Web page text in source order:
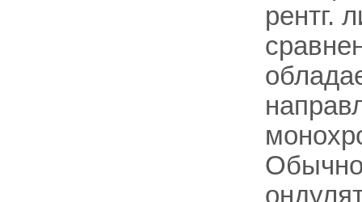
рентг.
Обычно